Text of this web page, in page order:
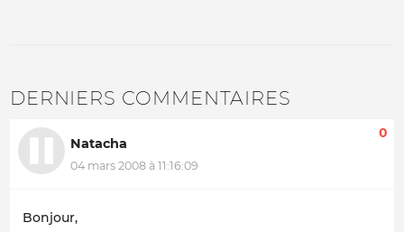
DERNIERS COMMENTAIRES
Natacha
04 mars 2008 à 11:16:09
0
Bonjour,